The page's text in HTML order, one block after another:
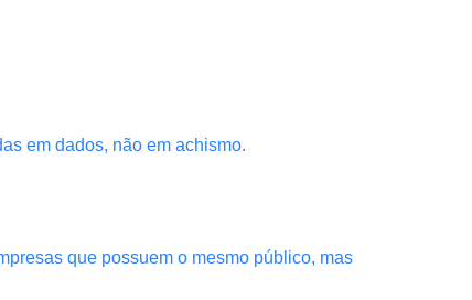
em dados, não em achismo.
que possuem o mesmo público, mas